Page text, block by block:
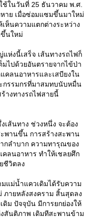
ช้ในวันที่ 25 ธันวาคม พ.ศ.
าย เมื่อซ่อมแซมขึ้นมาใหม่
เห็นความแตกต่างระหว่าง
นใหม่
ห่งนี้เสร็จ เส้นทางรถไฟก็
ไปด้วยอันตรายจากไข้ป่า
คลนอาหารและเสบียงใน
กรรมกรที่มาสมทบนับหมื่น
างทางรถไฟสายนี้
เส้นทาง ช่วงหนึ่ง จะต้อง
พานขึ้น การสร้างสะพาน
กลำบาก ความทารุณของ
ลนอาหาร ทำให้เชลยศึก
ชีวิตลง
แม่น้ำแควเดิมได้รับความ
ภายหลังสงคราม สิ้นสุดลง
ดิม ปัจจุบัน มีการยกย่องให้
นติภาพ เดิมทีสะพานข้าม